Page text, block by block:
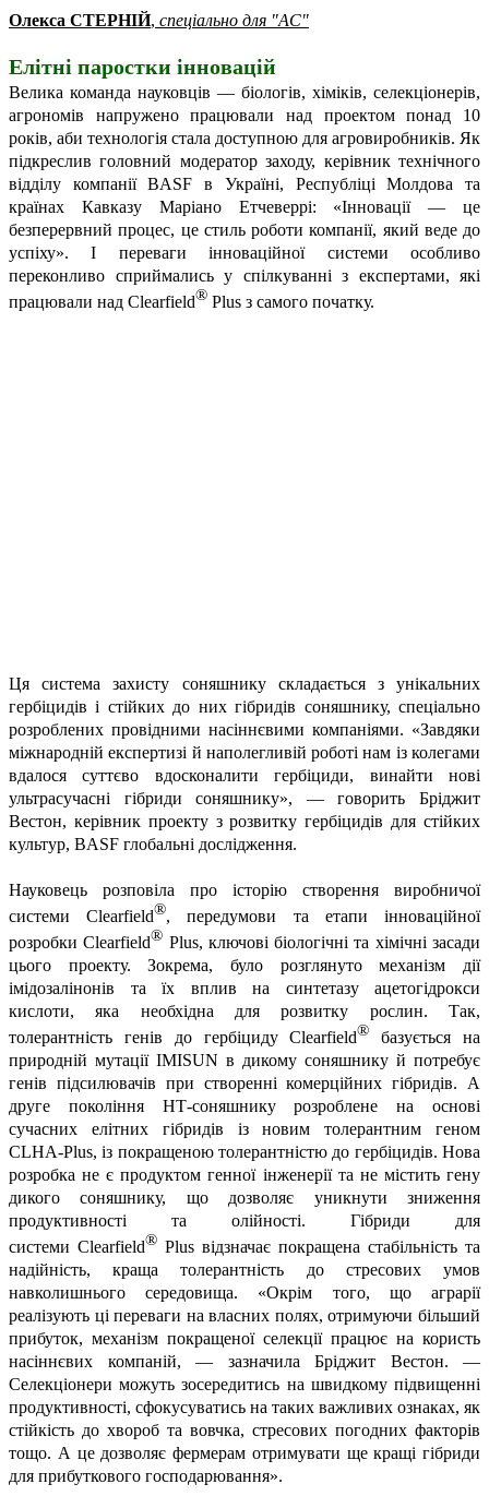
Олекса СТЕРНІЙ, спеціально для "АС"
Елітні паростки інновацій
Велика команда науковців — біологів, хіміків, селекціонерів,
агрономів напружено працювали над проектом понад 10
років, аби технологія стала доступною для агровиробників. Як
підкреслив головний модератор заходу, керівник технічного
відділу компанії BASF в Україні, Республіці Молдова та
країнах Кавказу Маріано Етчеверрі: «Інновації — це
безперервний процес, це стиль роботи компанії, який веде до
успіху». І переваги інноваційної системи особливо
переконливо сприймались у спілкуванні з експертами, які
працювали над Clearfield® Plus з самого початку.
Ця система захисту соняшнику складається з унікальних
гербіцидів і стійких до них гібридів соняшнику, спеціально
розроблених провідними насіннєвими компаніями. «Завдяки
міжнародній експертизі й наполегливій роботі нам із колегами
вдалося суттєво вдосконалити гербіциди, винайти нові
ультрасучасні гібриди соняшнику», — говорить Бріджит
Вестон, керівник проекту з розвитку гербіцидів для стійких
культур, BASF глобальні дослідження.
Науковець розповіла про історію створення виробничої
системиClearfield®, передумови та етапи інноваційної
розробкиClearfield® Plus, ключові біологічні та хімічні засади
цього проекту. Зокрема, було розглянуто механізм дії
імідозалінонів та їх вплив на синтетазу ацетогідрокси
кислоти, яка необхідна для розвитку рослин. Так,
толерантність генів до гербіцидуClearfield® базується на
природній мутації IMISUN в дикому соняшнику й потребує
генів підсилювачів при створенні комерційних гібридів. А
друге покоління НТ-соняшнику розроблене на основі
сучасних елітних гібридів із новим толерантним геном
CLHA-Plus, із покращеною толерантністю до гербіцидів. Нова
розробка не є продуктом генної інженерії та не містить гену
дикого соняшнику, що дозволяє уникнути зниження
продуктивності та олійності. Гібриди для
системи Clearfield® Plus відзначає покращена стабільність та
надійність, краща толерантність до стресових умов
навколишнього середовища. «Окрім того, що аграрії
реалізують ці переваги на власних полях, отримуючи більший
прибуток, механізм покращеної селекції працює на користь
насіннєвих компаній, — зазначила Бріджит Вестон. —
Селекціонери можуть зосере­дитись на швидкому підвищенні
продуктивності, сфокусуватись на таких важливих ознаках, як
стійкість до хвороб та вовчка, стресових погодних факторів
тощо. А це дозволяє фермерам отримувати ще кращі гібриди
для прибуткового господарювання».